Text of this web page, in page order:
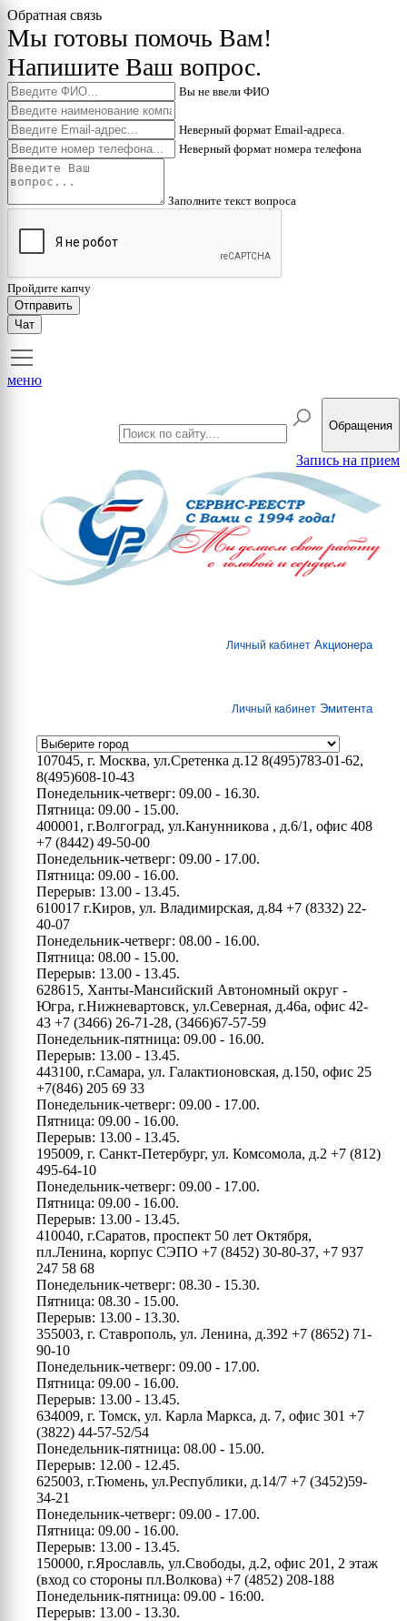
Обратная связь
Мы готовы помочь Вам!
Напишите Ваш вопрос.
Вы не ввели ФИО
Неверный формат Email-адреса.
Неверный формат номера телефона
Заполните текст вопроса
Пройдите капчу
Отправить
Чат
меню
Обращения
Запись на прием
Личный кабинет Акционера
Личный кабинет Эмитента
107045, г. Москва, ул.Сретенка д.12 8(495)783-01-62,
8(495)608-10-43
Понедельник-четверг: 09.00 - 16.30.
Пятница: 09.00 - 15.00.
400001, г.Волгоград, ул.Канунникова , д.6/1, офис 408
+7 (8442) 49-50-00
Понедельник-четверг: 09.00 - 17.00.
Пятница: 09.00 - 16.00.
Перерыв: 13.00 - 13.45.
610017 г.Киров, ул. Владимирская, д.84 +7 (8332) 22-
40-07
Понедельник-четверг: 08.00 - 16.00.
Пятница: 08.00 - 15.00.
Перерыв: 13.00 - 13.45.
628615, Ханты-Мансийский Автономный округ -
Югра, г.Нижневартовск, ул.Северная, д.46а, офис 42-
43 +7 (3466) 26-71-28, (3466)67-57-59
Понедельник-пятница: 09.00 - 16.00.
Перерыв: 13.00 - 13.45.
443100, г.Самара, ул. Галактионовская, д.150, офис 25
+7(846) 205 69 33
Понедельник-четверг: 09.00 - 17.00.
Пятница: 09.00 - 16.00.
Перерыв: 13.00 - 13.45.
195009, г. Санкт-Петербург, ул. Комсомола, д.2 +7 (812)
495-64-10
Понедельник-четверг: 09.00 - 17.00.
Пятница: 09.00 - 16.00.
Перерыв: 13.00 - 13.45.
410040, г.Саратов, проспект 50 лет Октября,
пл.Ленина, корпус СЭПО +7 (8452) 30-80-37, +7 937
247 58 68
Понедельник-четверг: 08.30 - 15.30.
Пятница: 08.30 - 15.00.
Перерыв: 13.00 - 13.30.
355003, г. Ставрополь, ул. Ленина, д.392 +7 (8652) 71-
90-10
Понедельник-четверг: 09.00 - 17.00.
Пятница: 09.00 - 16.00.
Перерыв: 13.00 - 13.45.
634009, г. Томск, ул. Карла Маркса, д. 7, офис 301 +7
(3822) 44-57-52/54
Понедельник-пятница: 08.00 - 15.00.
Перерыв: 12.00 - 12.45.
625003, г.Тюмень, ул.Республики, д.14/7 +7 (3452)59-
34-21
Понедельник-четверг: 09.00 - 17.00.
Пятница: 09.00 - 16.00.
Перерыв: 13.00 - 13.45.
150000, г.Ярославль, ул.Свободы, д.2, офис 201, 2 этаж
(вход со стороны пл.Волкова) +7 (4852) 208-188
Понедельник-пятница: 09.00 - 16:00.
Перерыв: 13.00 - 13.30.